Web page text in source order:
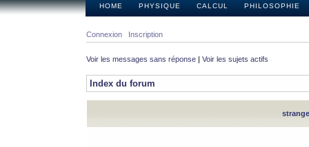
HOME PHYSIQUE CALCUL PHILOSOPHIE
Connexion Inscription
Voir les messages sans réponse | Voir les sujets actifs
Index du forum